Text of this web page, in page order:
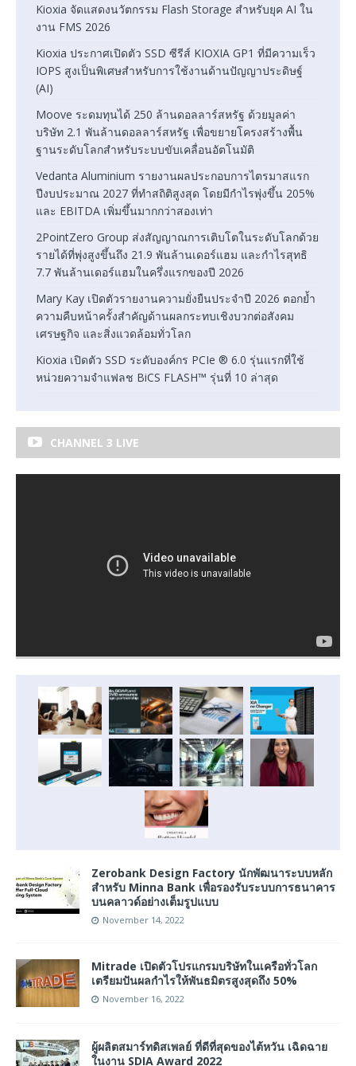
Kioxia จัดแสดงนวัตกรรม Flash Storage สำหรับยุค AI ใน
งาน FMS 2026
Kioxia ประกาศเปิดตัว SSD ซีรีส์ KIOXIA GP1 ที่มีความเร็ว
IOPS สูงเป็นพิเศษสำหรับการใช้งานด้านปัญญาประดิษฐ์
(AI)
Moove ระดมทุนได้ 250 ล้านดอลลาร์สหรัฐ ด้วยมูลค่า
บริษัท 2.1 พันล้านดอลลาร์สหรัฐ เพื่อขยายโครงสร้างพื้น
ฐานระดับโลกสำหรับระบบขับเคลื่อนอัตโนมัติ
Vedanta Aluminium รายงานผลประกอบการไตรมาสแรก
ปีงบประมาณ 2027 ที่ทำสถิติสูงสุด โดยมีกำไรพุ่งขึ้น 205%
และ EBITDA เพิ่มขึ้นมากกว่าสองเท่า
2PointZero Group ส่งสัญญาณการเติบโตในระดับโลกด้วย
รายได้ที่พุ่งสูงขึ้นถึง 21.9 พันล้านเดอร์แฮม และกำไรสุทธิ
7.7 พันล้านเดอร์แฮมในครึ่งแรกของปี 2026
Mary Kay เปิดตัวรายงานความยั่งยืนประจำปี 2026 ตอกย้ำ
ความคืบหน้าครั้งสำคัญด้านผลกระทบเชิงบวกต่อสังคม
เศรษฐกิจ และสิ่งแวดล้อมทั่วโลก
Kioxia เปิดตัว SSD ระดับองค์กร PCIe ® 6.0 รุ่นแรกที่ใช้
หน่วยความจำแฟลช BiCS FLASH™ รุ่นที่ 10 ล่าสุด
CHANNEL 3 LIVE
Zerobank Design Factory นักพัฒนาระบบหลัก
สำหรับ Minna Bank เพื่อรองรับระบบการธนาคาร
บนคลาวด์อย่างเต็มรูปแบบ
November 14, 2022
Mitrade เปิดตัวโปรแกรมบริษัทในเครือทั่วโลก
เตรียมปันผลกำไรให้พันธมิตรสูงสุดถึง 50%
November 16, 2022
ผู้ผลิตสมาร์ทดิสเพลย์ ที่ดีที่สุดของไต้หวัน เฉิดฉาย
ในงาน SDIA Award 2022